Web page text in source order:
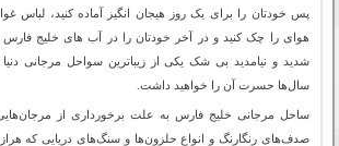
پس خودتان را برای یک روز هیجان انگیز آماده کنید، لباس
هوای را چک کنید و در آخر خودتان را در آب های خلیج فارس
شدید و نیامدید بی شک یکی از زیباترین سواحل مرجانی
سال‌ها حسرت آن را خواهید داشت
ساحل مرجانی خلیج فارس به علت برخورداری از
صدف‌های رنگارنگ و انواع حلزون‌ها و سنگ‌های دریایی که هراز